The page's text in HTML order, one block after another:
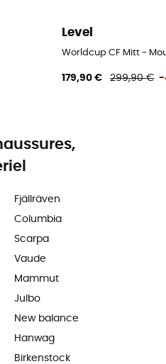
Level
Worldcup CF Mitt -
179,90 € 299,90 € -
Fjällräven
Columbia
Scarpa
Vaude
Mammut
Julbo
New balance
Hanwag
Birkenstock